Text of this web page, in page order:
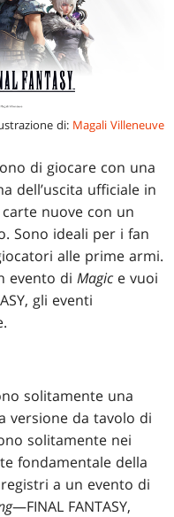
di: Magali Villeneuve
di giocare con una
dell’uscita ufficiale in
nuove con un
Sono ideali per i fan
alle prime armi.
evento diMagic e vuoi
gli eventi
solitamente una
versione da tavolo di
solitamente nei
fondamentale della
a un evento di
—FINAL FANTASY,